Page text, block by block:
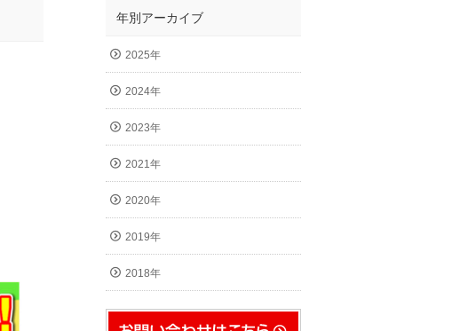
年別アーカイブ
2025年
2024年
2023年
2021年
2020年
2019年
2018年